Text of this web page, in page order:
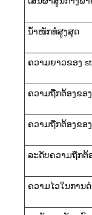
ນ້ຳໜັກທໍ່ສູງສຸດ
ຄວາມຍາວຂອງ
ຄວາມຖືກຕ້ອງຂອ
ຄວາມຖືກຕ້ອງຂອ
ລະດັບຄວາມຖືກຕ້
ຄວາມໄວໃນການດໍ